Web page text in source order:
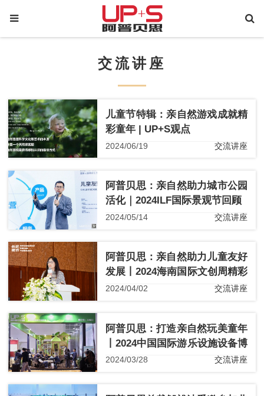
交流讲座
儿童节特辑：亲自然游戏成就精
彩童年 | UP+S观点
2024/06/19 交流讲座
阿普贝思：亲自然助力城市公园
活化｜2024ILF国际景观节回顾
2024/05/14 交流讲座
阿普贝思：亲自然助力儿童友好
发展丨2024海南国际文创周精彩
盘点
2024/04/02 交流讲座
阿普贝思：打造亲自然玩美童年
丨2024中国国际游乐设施设备博
览会精彩盘点
2024/03/28 交流讲座